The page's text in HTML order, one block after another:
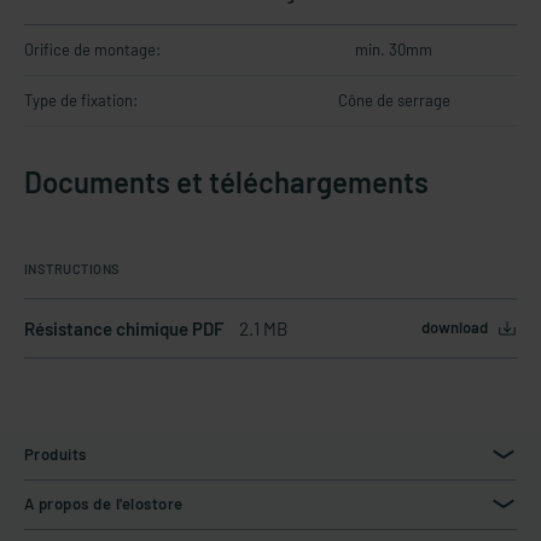
Orifice de montage: min. 30mm
Type de fixation: Cône de serrage
Documents et téléchargements
INSTRUCTIONS
Résistance chimique PDF 2.1 MB download
Produits
A propos de l'elostore